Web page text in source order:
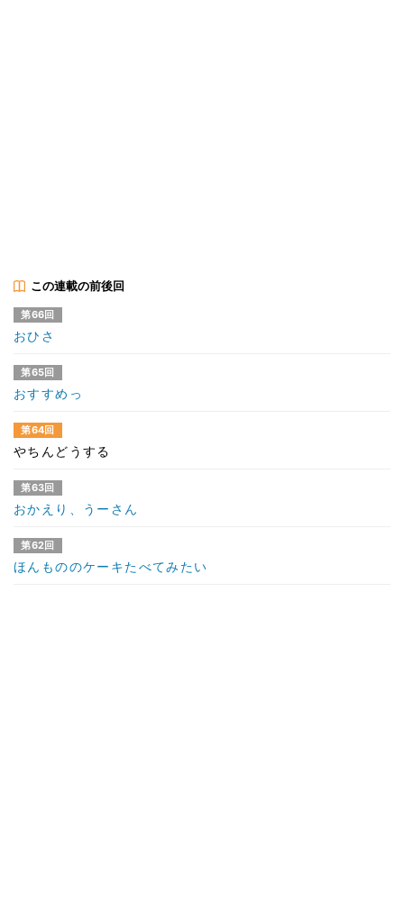
この連載の前後回
第66回
おひさ
第65回
おすすめっ
第64回
やちんどうする
第63回
おかえり、うーさん
第62回
ほんもののケーキたべてみたい